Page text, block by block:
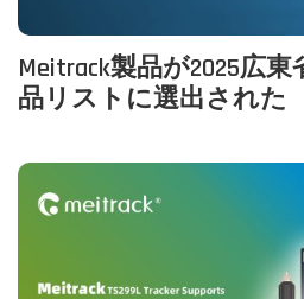
Meitrack製品が2025広
品リストに選出された